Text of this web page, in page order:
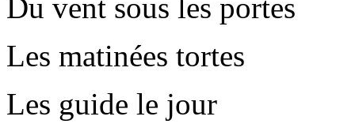
Du vent sous les portes
Les matinées tortes
Les guide le jour